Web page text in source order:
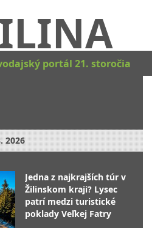
portál 21. storočia
2026
Jedna z najkrajších túr v
Žilinskom kraji? Lysec
patrí medzi turistické
poklady Veľkej Fatry